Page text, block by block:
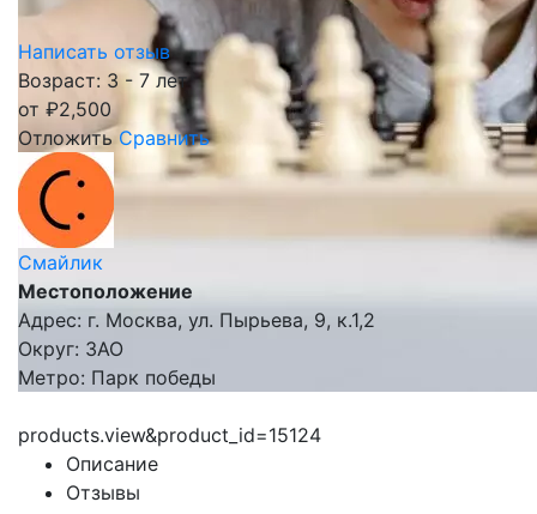
Написать отзыв
Возраст: 3 - 7 лет
от ₽2,500
Отложить Сравнить
Смайлик
Местоположение
Адрес: г. Москва, ул. Пырьева, 9, к.1,2
Округ: ЗАО
Метро: Парк победы
products.view&product_id=15124
Описание
Отзывы